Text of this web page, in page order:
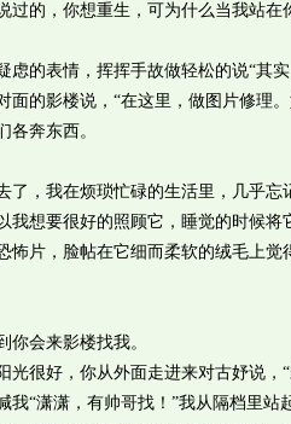
的，你想重生，可为什么当我站在
的表情，挥挥手故做轻松的说“其实
的影楼说，“在这里，做图片修理。
奔东西。
，我在烦琐忙碌的生活里，几乎忘
我想要很好的照顾它，睡觉的时候
怖片，脸帖在它细而柔软的绒毛上觉
会来影楼找我。
很好，你从外面走进来对古妤说，“
我“潇潇，有帅哥找！”我从隔档里